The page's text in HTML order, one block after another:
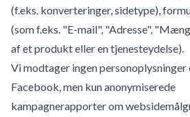
(f.eks. konverteringer, sidetype),
(som f.eks. "E-mail", "Adresse",
af et produkt eller en tjenesteydelse).
Vi modtager ingen personoplysninger
Facebook, men kun anonymiserede
kampagnerapporter om